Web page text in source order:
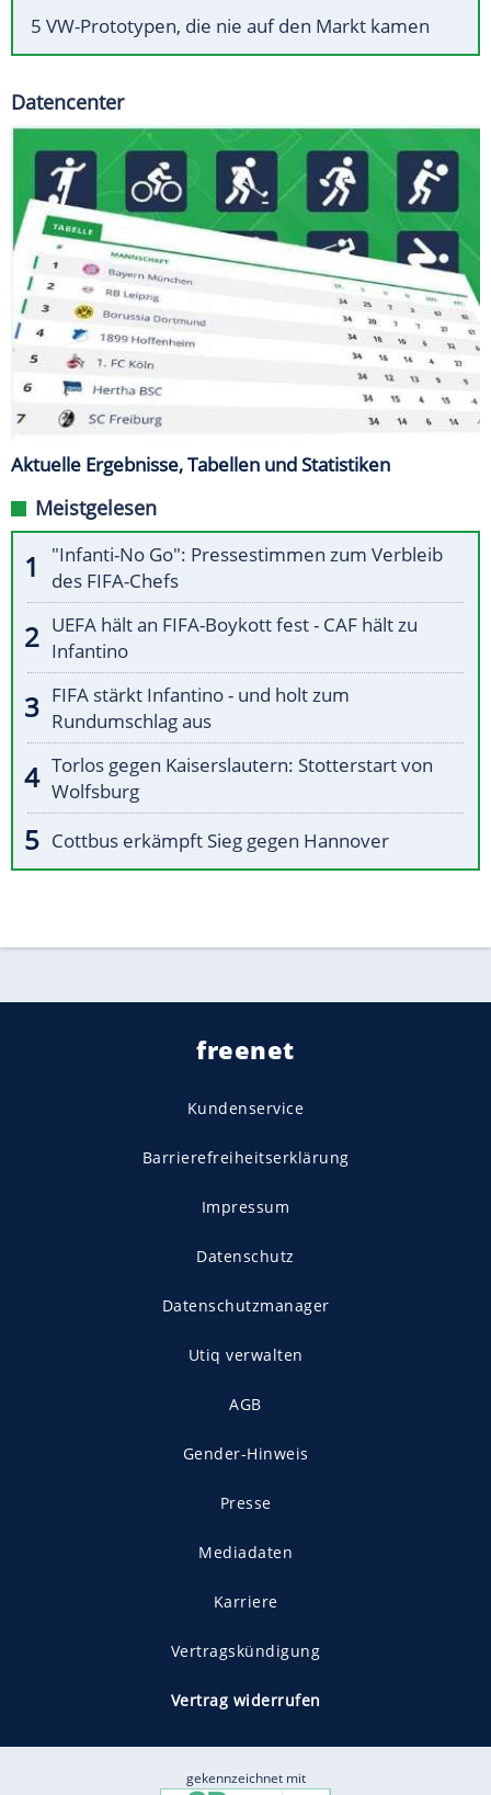
5 VW-Prototypen, die nie auf den Markt kamen
Datencenter
Aktuelle Ergebnisse, Tabellen und Statistiken
Meistgelesen
"Infanti-No Go": Pressestimmen zum Verbleib
des FIFA-Chefs
UEFA hält an FIFA-Boykott fest - CAF hält zu
Infantino
FIFA stärkt Infantino - und holt zum
Rundumschlag aus
Torlos gegen Kaiserslautern: Stotterstart von
Wolfsburg
Cottbus erkämpft Sieg gegen Hannover
freenet
Kundenservice
Barrierefreiheitserklärung
Impressum
Datenschutz
Datenschutzmanager
Utiq verwalten
AGB
Gender-Hinweis
Presse
Mediadaten
Karriere
Vertragskündigung
Vertrag widerrufen
gekennzeichnet mit